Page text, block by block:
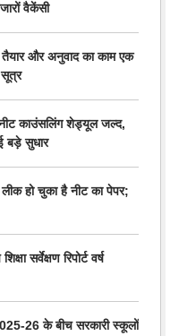
वैकेंसी
और अनुवाद का काम एक
काउंसलिंग शेड्यूल जल्द,
बड़े सुधार
हो चुका है नीट का पेपर;
सर्वेक्षण रिपोर्ट वर्ष
26 के बीच सरकारी स्कूलों